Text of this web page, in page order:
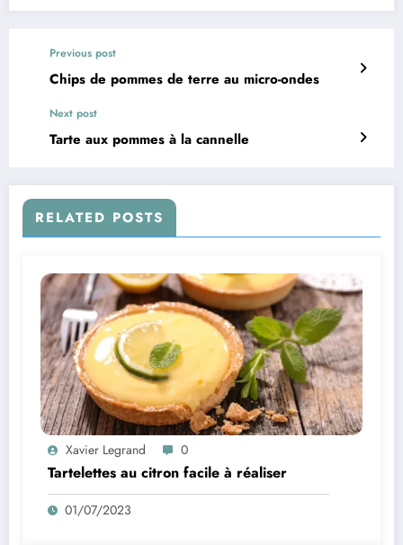
Previous post
Chips de pommes de terre au micro-ondes
Next post
Tarte aux pommes à la cannelle
RELATED POSTS
Xavier Legrand 0
Tartelettes au citron facile à réaliser
01/07/2023